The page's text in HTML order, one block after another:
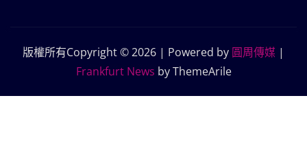
版權所有Copyright © 2026 | Powered by 圓周傳媒 |
Frankfurt News by ThemeArile